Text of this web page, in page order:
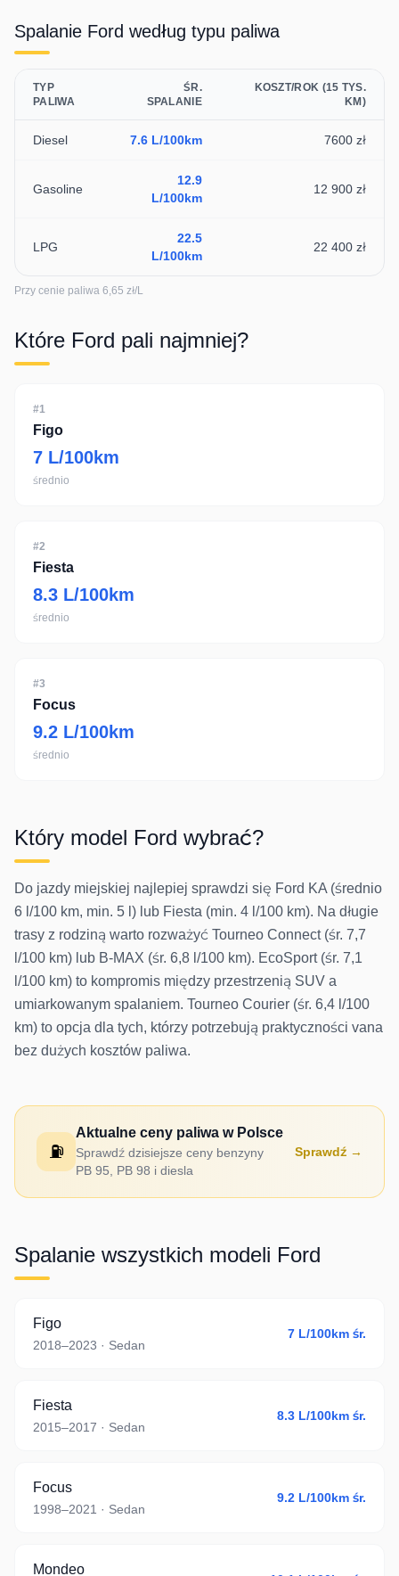
Spalanie Ford według typu paliwa
TYP
PALIWA
ŚR.
SPALANIE
KOSZT/ROK (15 TYS.
KM)
Diesel 7.6 L/100km 7600 zł
Gasoline
12.9
L/100km
12 900 zł
LPG
22.5
L/100km
22 400 zł
Przy cenie paliwa 6,65 zł/L
Które Ford pali najmniej?
#1
Figo
7 L/100km
średnio
#2
Fiesta
8.3 L/100km
średnio
#3
Focus
9.2 L/100km
średnio
Który model Ford wybrać?
Do jazdy miejskiej najlepiej sprawdzi się Ford KA (średnio
6 l/100 km, min. 5 l) lub Fiesta (min. 4 l/100 km). Na długie
trasy z rodziną warto rozważyć Tourneo Connect (śr. 7,7
l/100 km) lub B-MAX (śr. 6,8 l/100 km). EcoSport (śr. 7,1
l/100 km) to kompromis między przestrzenią SUV a
umiarkowanym spalaniem. Tourneo Courier (śr. 6,4 l/100
km) to opcja dla tych, którzy potrzebują praktyczności vana
bez dużych kosztów paliwa.
⛽
Aktualne ceny paliwa w Polsce
Sprawdź dzisiejsze ceny benzyny
PB 95, PB 98 i diesla
Sprawdź →
Spalanie wszystkich modeli Ford
Figo
2018–2023 · Sedan
7 L/100km śr.
Fiesta
2015–2017 · Sedan
8.3 L/100km śr.
Focus
1998–2021 · Sedan
9.2 L/100km śr.
Mondeo